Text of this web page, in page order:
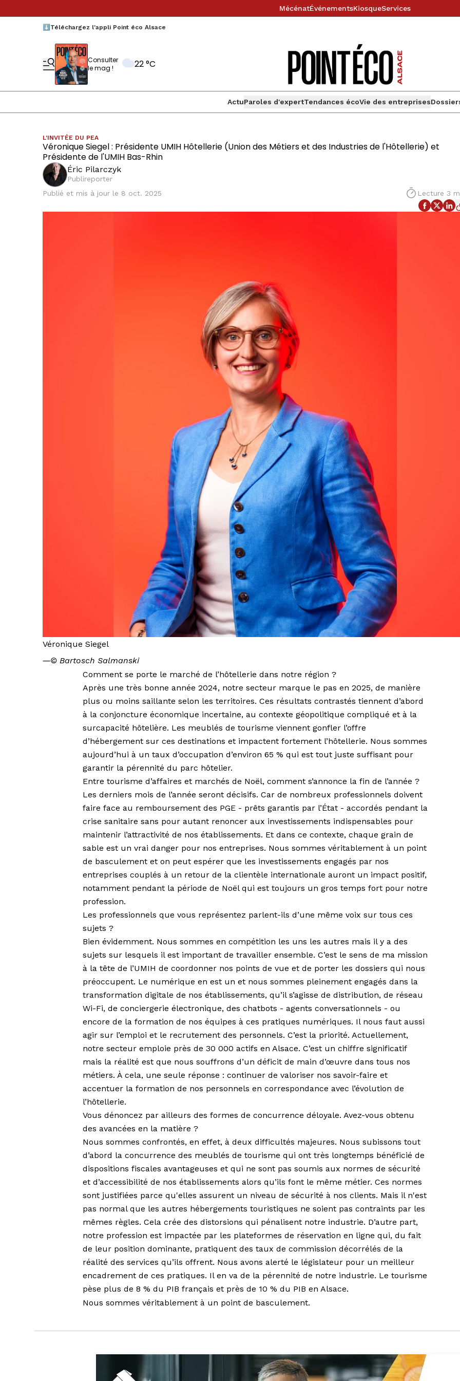
MécénatÉvénementsKiosqueServices
⬇️Téléchargez l'appli Point éco Alsace
Consulter
le mag !
22 °C
ActuParoles d'expertTendances écoVie des entreprises
L'INVITÉE DU PEA
Véronique Siegel : Présidente UMIH Hôtellerie (Union des Métiers et des Industries de l'Hôtellerie) et
Présidente de l'UMIH Bas-Rhin
Éric Pilarczyk
Publireporter
Publié et mis à jour le 8 oct. 2025
Lecture 3
Véronique Siegel
―© Bartosch Salmanski
Comment se porte le marché de l’hôtellerie dans notre région ?
Après une très bonne année 2024, notre secteur marque le pas en 2025, de manière
plus ou moins saillante selon les territoires. Ces résultats contrastés tiennent d’abord
à la conjoncture économique incertaine, au contexte géopolitique compliqué et à la
surcapacité hôtelière. Les meublés de tourisme viennent gonfler l’offre
d’hébergement sur ces destinations et impactent fortement l’hôtellerie. Nous sommes
aujourd’hui à un taux d’occupation d’environ 65 % qui est tout juste suffisant pour
garantir la pérennité du parc hôtelier.
Entre tourisme d’affaires et marchés de Noël, comment s’annonce la fin de l’année ?
Les derniers mois de l’année seront décisifs. Car de nombreux professionnels doivent
faire face au remboursement des PGE - prêts garantis par l’État - accordés pendant la
crise sanitaire sans pour autant renoncer aux investissements indispensables pour
maintenir l’attractivité de nos établissements. Et dans ce contexte, chaque grain de
sable est un vrai danger pour nos entreprises. Nous sommes véritablement à un point
de basculement et on peut espérer que les investissements engagés par nos
entreprises couplés à un retour de la clientèle internationale auront un impact positif,
notamment pendant la période de Noël qui est toujours un gros temps fort pour notre
profession.
Les professionnels que vous représentez parlent-ils d’une même voix sur tous ces
sujets ?
Bien évidemment. Nous sommes en compétition les uns les autres mais il y a des
sujets sur lesquels il est important de travailler ensemble. C’est le sens de ma mission
à la tête de l’UMIH de coordonner nos points de vue et de porter les dossiers qui nous
préoccupent. Le numérique en est un et nous sommes pleinement engagés dans la
transformation digitale de nos établissements, qu’il s’agisse de distribution, de réseau
Wi-Fi, de conciergerie électronique, des chatbots - agents conversationnels - ou
encore de la formation de nos équipes à ces pratiques numériques. Il nous faut aussi
agir sur l’emploi et le recrutement des personnels. C’est la priorité. Actuellement,
notre secteur emploie près de 30 000 actifs en Alsace. C’est un chiffre significatif
mais la réalité est que nous souffrons d’un déficit de main d’œuvre dans tous nos
métiers. À cela, une seule réponse : continuer de valoriser nos savoir-faire et
accentuer la formation de nos personnels en correspondance avec l’évolution de
l’hôtellerie.
Vous dénoncez par ailleurs des formes de concurrence déloyale. Avez-vous obtenu
des avancées en la matière ?
Nous sommes confrontés, en effet, à deux difficultés majeures. Nous subissons tout
d’abord la concurrence des meublés de tourisme qui ont très longtemps bénéficié de
dispositions fiscales avantageuses et qui ne sont pas soumis aux normes de sécurité
et d’accessibilité de nos établissements alors qu’ils font le même métier. Ces normes
sont justifiées parce qu'elles assurent un niveau de sécurité à nos clients. Mais il n'est
pas normal que les autres hébergements touristiques ne soient pas contraints par les
mêmes règles. Cela crée des distorsions qui pénalisent notre industrie. D’autre part,
notre profession est impactée par les plateformes de réservation en ligne qui, du fait
de leur position dominante, pratiquent des taux de commission décorrélés de la
réalité des services qu’ils offrent. Nous avons alerté le législateur pour un meilleur
encadrement de ces pratiques. Il en va de la pérennité de notre industrie. Le tourisme
pèse plus de 8 % du PIB français et près de 10 % du PIB en Alsace.
Nous sommes véritablement à un point de basculement.